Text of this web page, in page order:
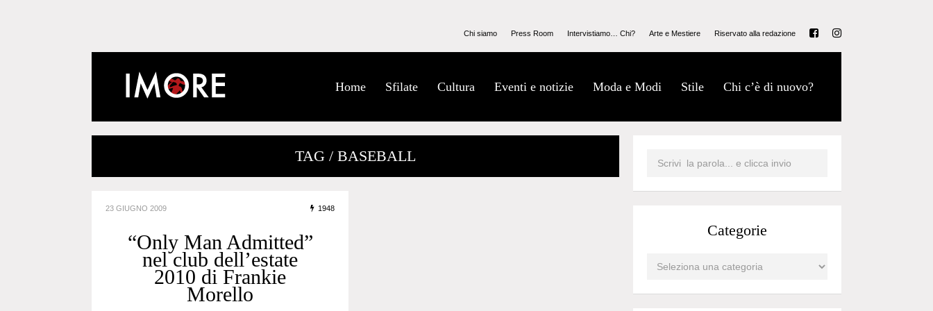
Chi siamo Press Room Intervistiamo… Chi? Arte e Mestiere Riservato alla redazione
Home Sfilate Cultura Eventi e notizie Moda e Modi Stile Chi c’è di nuovo?
TAG / BASEBALL
23 GIUGNO 2009 1948
“Only Man Admitted”
nel club dell’estate
2010 di Frankie
Morello
Categorie